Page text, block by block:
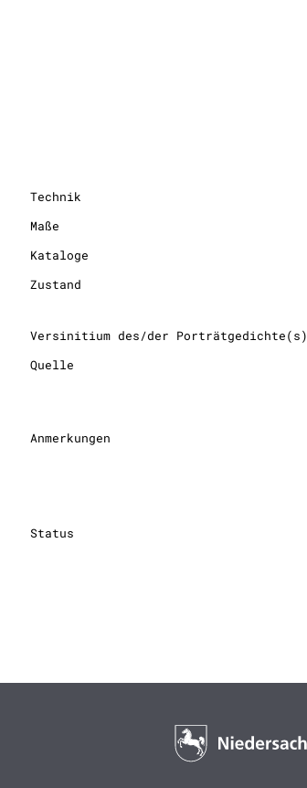
Technik
Maße
Kataloge
Zustand
Versinitium des/der Porträtgedichte(s)
Quelle
Anmerkungen
Status